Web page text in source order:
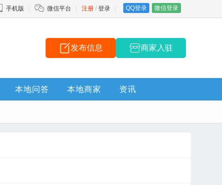
注册 / 登录 QQ登录 微信登录
手机版 微信平台
发布信息 商家入驻
本地问答 本地商家 资讯